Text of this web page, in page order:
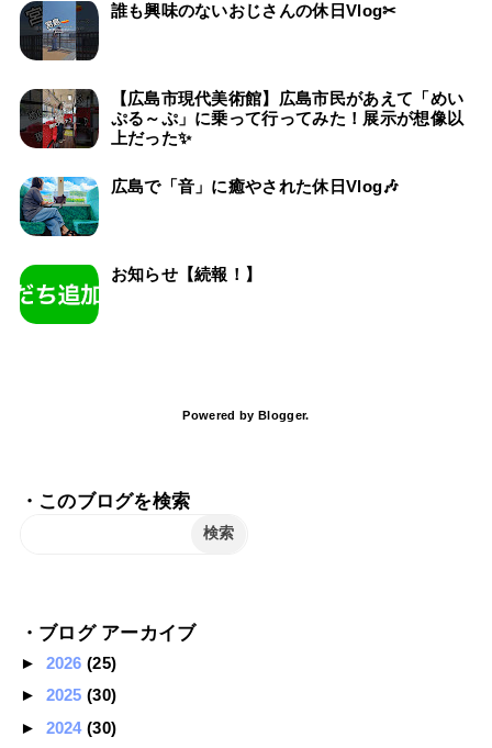
誰も興味のないおじさんの休日Vlog✂
【広島市現代美術館】広島市民があえて「めい
ぷる～ぷ」に乗って行ってみた！展示が想像以
上だった✨
広島で「音」に癒やされた休日Vlog🎶
お知らせ【続報！】
Powered by Blogger.
・このブログを検索
・ブログ アーカイブ
► 2026(25)
► 2025(30)
► 2024(30)